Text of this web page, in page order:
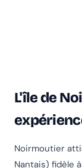
L'île de
Noirmoutier
Nantais) fidèle